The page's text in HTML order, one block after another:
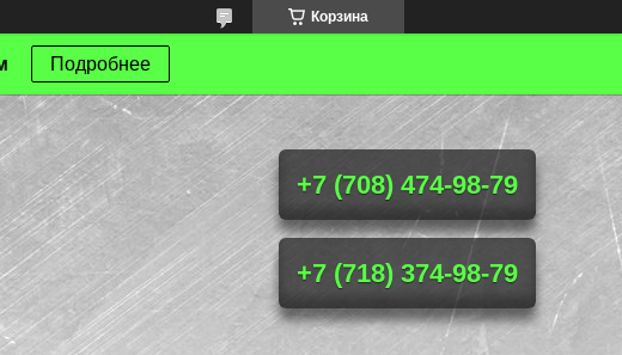
Корзина
Подробнее
+7 (708) 474-98-79
+7 (718) 374-98-79